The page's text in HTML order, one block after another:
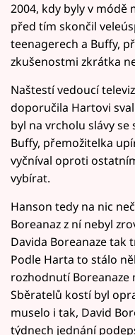
2004, kdy byly v módě
před tím skončil
teenagerech a Buffy,
zkušenostmi zkrátka
Naštestí vedoucí
doporučila Hartovi
byl na vrcholu slávy
Buffy, přemožitelka
vyčníval oproti
vybírat.
Hanson tedy na nic
Boreanaz z ní nebyl
Davida Boreanaze tak
Podle Harta to stálo
rozhodnutí Boreanaze
Sběratelů kostí byl
muselo i tak, David
týdnech jednání